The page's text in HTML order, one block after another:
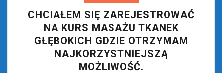
CHCIAŁEM SIĘ ZAREJESTROWAĆ
NA KURS MASAŻU TKANEK
GŁĘBOKICH GDZIE OTRZYMAM
NAJKORZYSTNIEJSZĄ
MOŻLIWOŚĆ.